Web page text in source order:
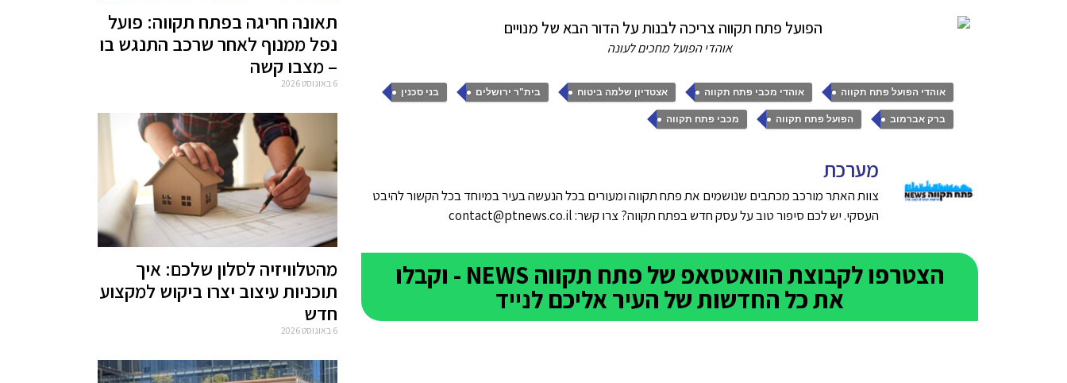
אוהדי הפועל מחכים לעונה
אוהדי הפועל פתח תקווה , אוהדי מכבי פתח תקווה , אצטדיון שלמה ביטוח , בית"ר ירושלים , בני סכנין ,
ברק אברמוב , הפועל פתח תקווה , מכבי פתח תקווה
מערכת
צוות האתר מורכב מכתבים שנושמים את פתח תקווה ומעורים בכל הנעשה בעיר במיוחד בכל הקשור להיבט
העסקי. יש לכם סיפור טוב על עסק חדש בפתח תקווה? צרו קשר: contact@ptnews.co.il
הצטרפו לקבוצת הוואטסאפ של פתח תקווה NEWS - וקבלו
את כל החדשות של העיר אליכם לנייד
תאונה חריגה בפתח תקווה: פועל
נפל ממנוף לאחר שרכב התנגש בו
– מצבו קשה
6 באוגוסט 2026
מהטלוויזיה לסלון שלכם: איך
תוכניות עיצוב יצרו ביקוש למקצוע
חדש
6 באוגוסט 2026